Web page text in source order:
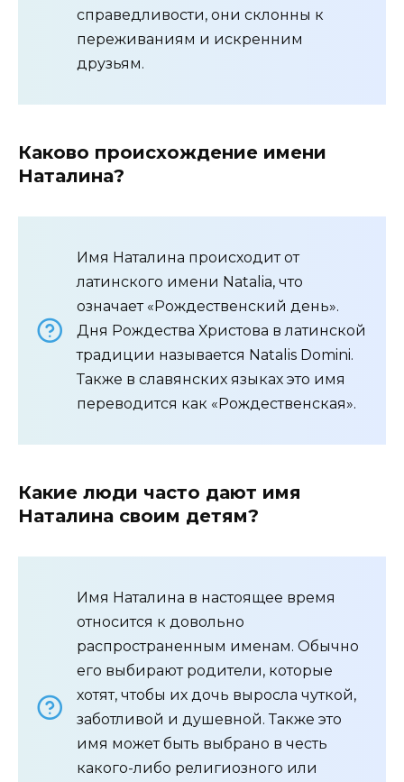
справедливости, они склонны к
переживаниям и искренним
друзьям.
Каково происхождение имени
Наталина?
Имя Наталина происходит от
латинского имени Natalia, что
означает «Рождественский день».
Дня Рождества Христова в латинской
традиции называется Natalis Domini.
Также в славянских языках это имя
переводится как «Рождественская».
Какие люди часто дают имя
Наталина своим детям?
Имя Наталина в настоящее время
относится к довольно
распространенным именам. Обычно
его выбирают родители, которые
хотят, чтобы их дочь выросла чуткой,
заботливой и душевной. Также это
имя может быть выбрано в честь
какого-либо религиозного или